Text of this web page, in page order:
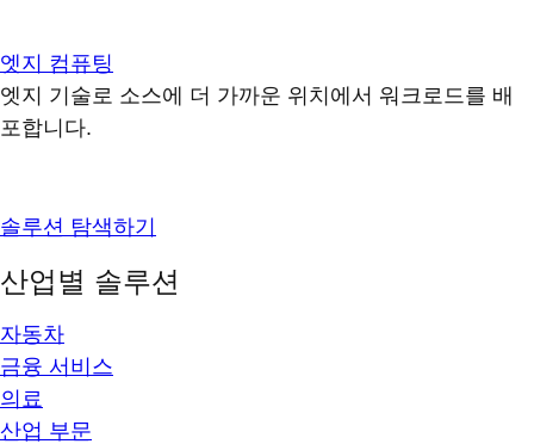
엣지 컴퓨팅
엣지 기술로 소스에 더 가까운 위치에서 워크로드를 배
포합니다.
솔루션 탐색하기
산업별 솔루션
자동차
금융 서비스
의료
산업 부문